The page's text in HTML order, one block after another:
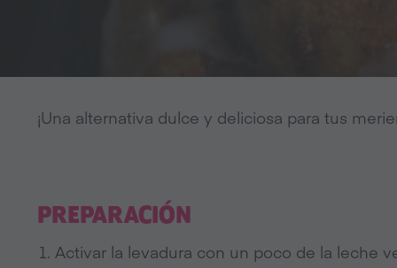
¡Una alternativa dulce y deliciosa para tus
PREPARACIÓN
Activar la levadura con un poco de la leche